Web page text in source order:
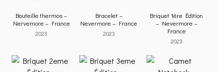
Bouteille thermos –
Nervemore – France
2023
Bracelet –
Nevermore – France
2023
Briquet 1ére Édition
– Nevermore –
France
2023